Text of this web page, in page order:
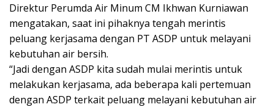
Direktur Perumda Air Minum CM Ikhwan Kurniawan
mengatakan, saat ini pihaknya tengah merintis
peluang kerjasama dengan PT ASDP untuk melayani
kebutuhan air bersih.
“Jadi dengan ASDP kita sudah mulai merintis untuk
melakukan kerjasama, ada beberapa kali pertemuan
dengan ASDP terkait peluang melayani kebutuhan air